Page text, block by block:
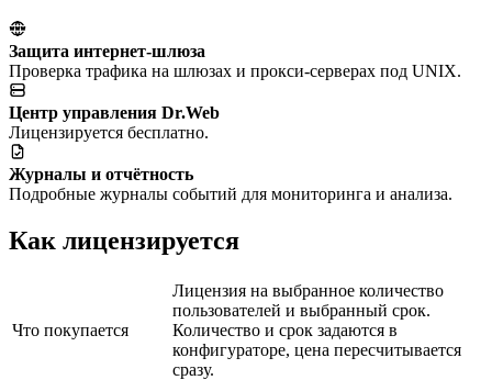
Защита интернет-шлюза
Проверка трафика на шлюзах и прокси-серверах под UNIX.
Центр управления Dr.Web
Лицензируется бесплатно.
Журналы и отчётность
Подробные журналы событий для мониторинга и анализа.
Как лицензируется
Что покупается
Лицензия на выбранное количество
пользователей и выбранный срок.
Количество и срок задаются в
конфигураторе, цена пересчитывается
сразу.